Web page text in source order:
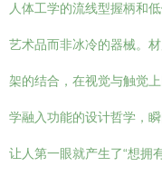
人体工学的流线型握柄和
艺术品而非冰冷的器械。
架的结合，在视觉与触觉
学融入功能的设计哲学，
让人第一眼就产生了“想拥